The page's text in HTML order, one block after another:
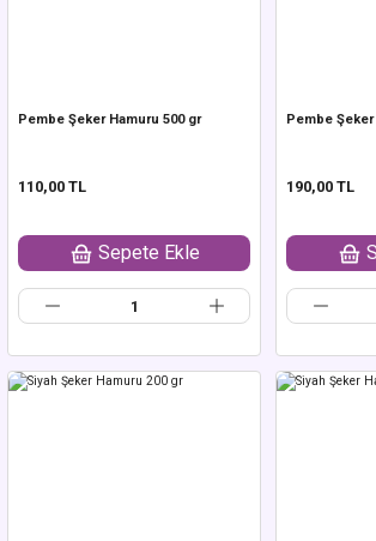
Pembe Şeker Hamuru 500 gr
110,00 TL
Sepete Ekle
Pembe Şeker
190,00 TL